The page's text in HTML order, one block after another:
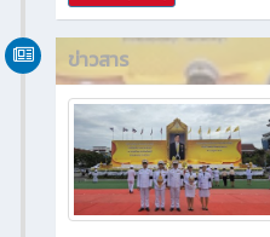
ข่าวสาร (ทั่วไป) 46 0
ข่าวสาร